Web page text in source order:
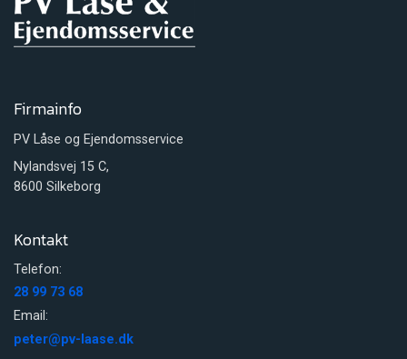
Firmainfo
PV Låse og Ejendomsservice
Nylandsvej 15 C,
8600 Silkeborg
Kontakt
Telefon:
28 99 73 68
Email:
peter@pv-laase.dk